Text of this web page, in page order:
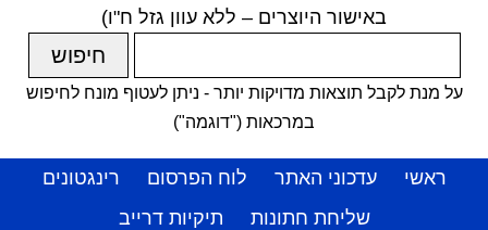
באישור היוצרים – ללא עוון גזל ח"ו)
על מנת לקבל תוצאות מדויקות יותר - ניתן לעטוף מונח לחיפוש
במרכאות ("דוגמה")
ראשי עדכוני האתר לוח הפרסום
רינגטונים
שליחת חתונות
תיקיות דרייב